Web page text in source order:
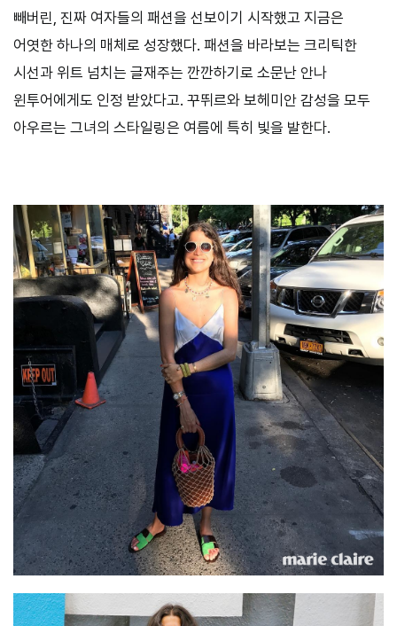
빼버린, 진짜 여자들의 패션을 선보이기 시작했고 지금은
어엿한 하나의 매체로 성장했다. 패션을 바라보는 크리틱한
시선과 위트 넘치는 글재주는 깐깐하기로 소문난 안나
윈투어에게도 인정 받았다고. 꾸뛰르와 보헤미안 감성을 모두
아우르는 그녀의 스타일링은 여름에 특히 빛을 발한다.